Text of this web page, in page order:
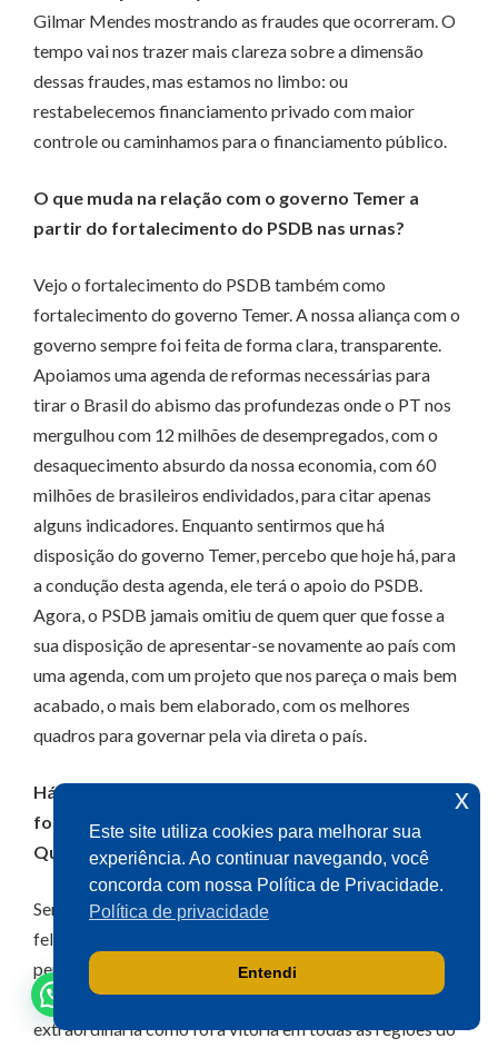
Gilmar Mendes mostrando as fraudes que ocorreram. O
tempo vai nos trazer mais clareza sobre a dimensão
dessas fraudes, mas estamos no limbo: ou
restabelecemos financiamento privado com maior
controle ou caminhamos para o financiamento público.
O que muda na relação com o governo Temer a
partir do fortalecimento do PSDB nas urnas?
Vejo o fortalecimento do PSDB também como
fortalecimento do governo Temer. A nossa aliança com o
governo sempre foi feita de forma clara, transparente.
Apoiamos uma agenda de reformas necessárias para
tirar o Brasil do abismo das profundezas onde o PT nos
mergulhou com 12 milhões de desempregados, com o
desaquecimento absurdo da nossa economia, com 60
milhões de brasileiros endividados, para citar apenas
alguns indicadores. Enquanto sentirmos que há
disposição do governo Temer, percebo que hoje há, para
a condução desta agenda, ele terá o apoio do PSDB.
Agora, o PSDB jamais omitiu de quem quer que fosse a
sua disposição de apresentar-se novamente ao país com
uma agenda, com um projeto que nos pareça o mais bem
acabado, o mais bem elaborado, com os melhores
quadros para governar pela via direta o país.
Há quem diga que o governador Alckmin sai
fortalecido para disputar a Presidência em 2018.
Que avaliação o sr. faz disso?
Sem dúvida alguma o PSDB sai muito fortalecido e fico
feliz de ver que essa análise dos vitoriosos ou das
perspectivas de crescimento das possibilidades de uma
legenda recaem sobre o PSDB. A vitória em São Paulo foi
extraordinária como foi a vitória em todas as regiões do
Olá! Seja bem-vindo(a).
Aqui você pode conversar diretamente
com o gabinete do Deputado Aécio
Neves.
Sua participação é muito importante
Ao clicar para iniciar o contato pelo WhatsApp, você
concorda que seus dados serão utilizados exclusivamente
para atendimento relacionado às demandas, sugestões ou
informações referentes ao mandato do Deputado Aécio
Neves. Seus dados serão tratados com sigilo e não serão
compartilhados com terceiros.
Falar com gabinete
Este site utiliza cookies para melhorar sua
experiência. Ao continuar navegando, você
concorda com nossa Política de Privacidade.
Política de privacidade
Entendi
x